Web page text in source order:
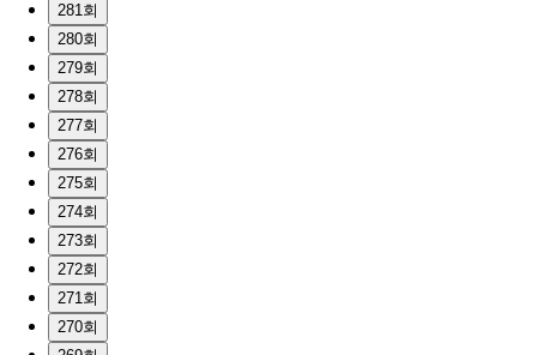
281회
280회
279회
278회
277회
276회
275회
274회
273회
272회
271회
270회